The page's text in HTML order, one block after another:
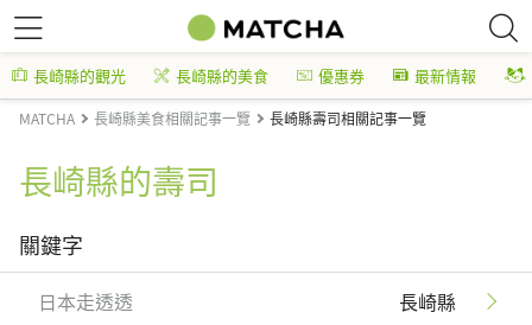
長崎縣的觀光 長崎縣的美食 優惠券 最新情報
MATCHA 長崎縣美食相關記事一覽 長崎縣壽司相關記事一覽
長崎縣的壽司
關鍵字
日本走透透 長崎縣